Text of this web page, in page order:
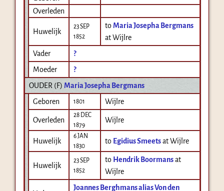
Overleden
Huwelijk
23 SEP
1852
toMaria Josepha Bergmans
at Wijlre
Vader
?
Moeder
?
OUDER (F) Maria Josepha Bergmans
Geboren
1801 Wijlre
Overleden
28 DEC
1879
Wijlre
Huwelijk
6 JAN
1830
to Egidius Smeets at Wijlre
Huwelijk
23 SEP
1852
to Hendrik Boormans at
Wijlre
Joannes Berghmans alias Von den